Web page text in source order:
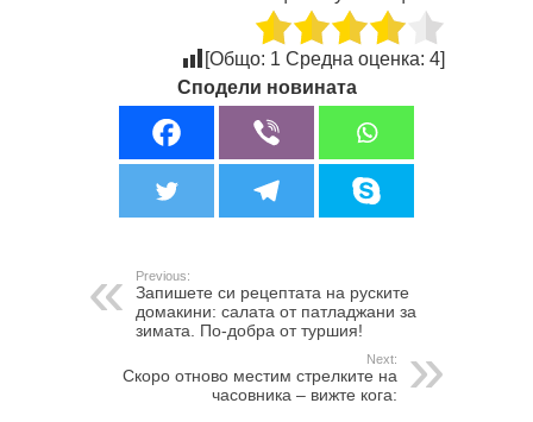
[Общо: 1 Средна оценка: 4]
Сподели новината
Previous:
Запишете си рецептата на руските
домакини: салата от патладжани за
зимата. По-добра от туршия!
Next:
Скоро отново местим стрелките на
часовника – вижте кога: